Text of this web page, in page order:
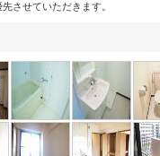
させていただきます。